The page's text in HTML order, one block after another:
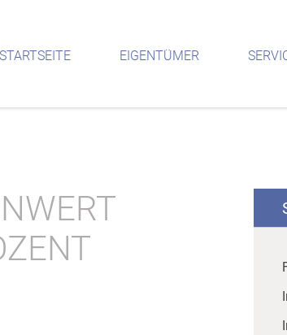
STARTSEITE EIGENTÜMER